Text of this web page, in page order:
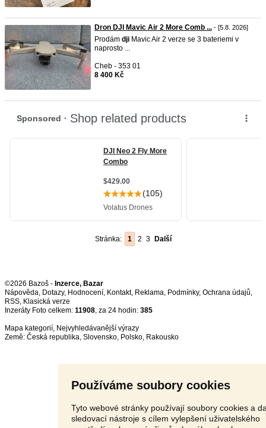
Používáme soubory cookies
Tyto webové stránky používají soubory cookies a
sledovací nástroje s cílem vylepšení uživatelského
Dron DJI Mavic Air 2 More Comb ... - [5.8. 2026]
Prodám dji Mavic Air 2 verze se 3 bateriemi v
naprosto ...
Cheb - 353 01
8 400 Kč
Stránka: 1 2 3 Další
©2026 Bazoš - Inzerce, Bazar
Nápověda, Dotazy, Hodnocení, Kontakt, Reklama, Podmínky, Ochrana údajů,
RSS,
Inzeráty Foto celkem: 11908, za 24 hodin: 385
Mapa kategorií, Nejvyhledávanější výrazy
Země: Česká republika, Slovensko, Polsko, Rakousko